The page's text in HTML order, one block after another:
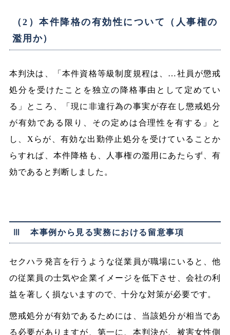
（2）本件降格の有効性について（人事権の
濫用か）
本判決は、「本件資格等級制度規程は、…社員が懲戒
処分を受けたことを独立の降格事由として定めてい
る」ところ、「現に非違行為の事実が存在し懲戒処分
が有効である限り、その定めは合理性を有する」と
し、Xらが、有効な出勤停止処分を受けていることか
らすれば、本件降格も、人事権の濫用にあたらず、有
効であると判断しました。
Ⅲ 本事例から見る実務における留意事項
セクハラ発言を行うような従業員が職場にいると、他
の従業員の士気や企業イメージを低下させ、会社の利
益を著しく損ないますので、十分な対策が必要です。
懲戒処分が有効であるためには、当該処分が相当であ
る必要がありますが、第一に、本判決が、被害女性側